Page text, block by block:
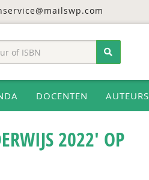
DOCENTEN AUTEURS
2022' OP